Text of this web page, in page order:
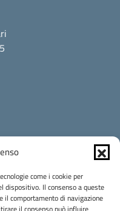
come i cookie per
dispositivo. Il consenso a queste
il comportamento di navigazione